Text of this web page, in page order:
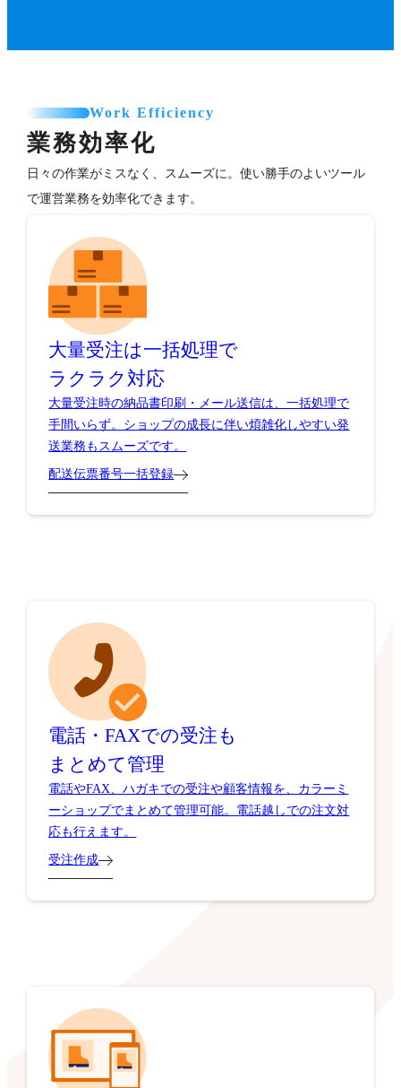
Work Efficiency
業務効率化
日々の作業がミスなく、スムーズに。使い勝手のよいツール
で運営業務を効率化できます。
大量受注は一括処理で
ラクラク対応
大量受注時の納品書印刷・メール送信は、一括処理で
手間いらず。ショップの成長に伴い煩雑化しやすい発
送業務もスムーズです。
配送伝票番号一括登録
電話・FAXでの受注も
まとめて管理
電話やFAX、ハガキでの受注や顧客情報を、カラーミ
ーショップでまとめて管理可能。電話越しでの注文対
応も行えます。
受注作成